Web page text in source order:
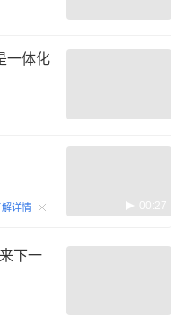
一体化
解详情 00:27
下一